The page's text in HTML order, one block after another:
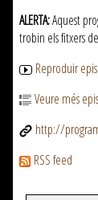
ALERTA:Aquest
trobin els fitxers
Reproduir
Veure més
http://
RSS feed